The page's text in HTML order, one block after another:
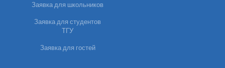
Заявка для школьников
Заявка для студентов
ТГУ
Заявка для гостей